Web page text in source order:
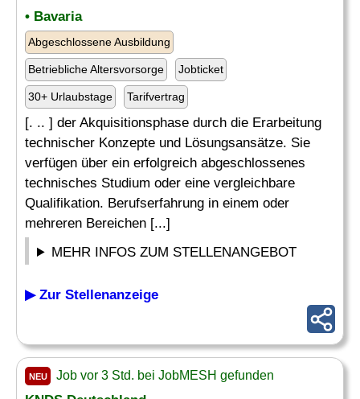
• Bavaria
Abgeschlossene Ausbildung
Betriebliche Altersvorsorge Jobticket
30+ Urlaubstage Tarifvertrag
[. .. ] der Akquisitionsphase durch die Erarbeitung
technischer Konzepte und Lösungsansätze. Sie
verfügen über ein erfolgreich abgeschlossenes
technisches Studium oder eine vergleichbare
Qualifikation. Berufserfahrung in einem oder
mehreren Bereichen [...]
MEHR INFOS ZUM STELLENANGEBOT
▶ Zur Stellenanzeige
NEU Job vor 3 Std. bei JobMESH gefunden